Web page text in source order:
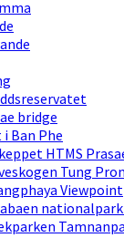
bridge
Ban Phe
HTMS
Tung
Viewpoint